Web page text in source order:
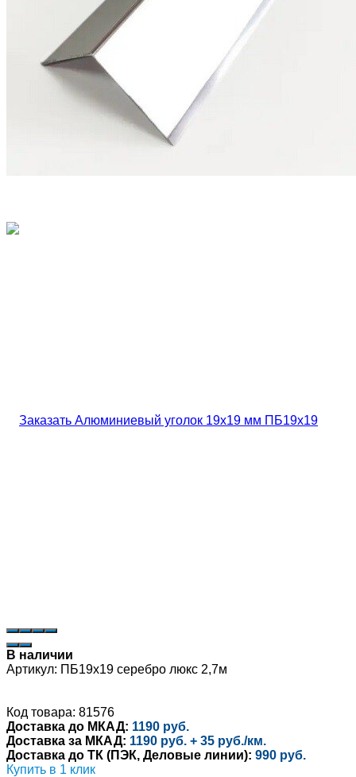
В наличии
Артикул: ПБ19х19 серебро люкс 2,7м
Код товара: 81576
Доставка до МКАД: 1190 руб.
Доставка за МКАД: 1190 руб. + 35 руб./км.
Доставка до ТК (ПЭК, Деловые линии): 990 руб.
Купить в 1 клик